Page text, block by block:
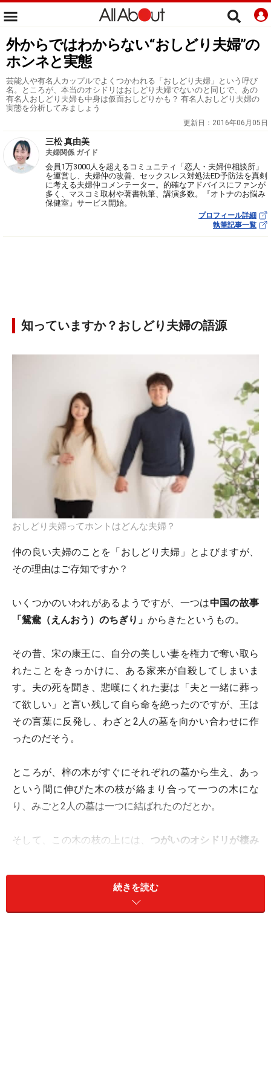
外からではわからない“おしどり夫婦”の
ホンネと実態
芸能人や有名人カップルでよくつかわれる「おしどり夫婦」という呼び
名。ところが、本当のオシドリはおしどり夫婦でないのと同じで、あの
有名人おしどり夫婦も中身は仮面おしどりかも？ 有名人おしどり夫婦の
実態を分析してみましょう
更新日： 2016年06月05日
三松 真由美
夫婦関係 ガイド
会員1万3000人を超えるコミュニティ「恋人・夫婦仲相談所」
を運営し、夫婦仲の改善、セックスレス対処法ED予防法を真剣
に考える夫婦仲コメンテーター。的確なアドバイスにファンが
多く、マスコミ取材や著書執筆、講演多数。『オトナのお悩み
保健室』サービス開始。
プロフィール詳細
執筆記事一覧
知っていますか？おしどり夫婦の語源
おしどり夫婦ってホントはどんな夫婦？
仲の良い夫婦のことを「おしどり夫婦」とよびますが、
その理由はご存知ですか？
いくつかのいわれがあるようですが、一つは中国の故事
「鴛鴦（えんおう）のちぎり」 からきたというもの。
その昔、宋の康王に、自分の美しい妻を権力で奪い取ら
れたことをきっかけに、ある家来が自殺してしまいま
す。夫の死を聞き、悲嘆にくれた妻は「夫と一緒に葬っ
て欲しい」と言い残して自ら命を絶ったのですが、王は
その言葉に反発し、わざと2人の墓を向かい合わせに作
ったのだそう。
ところが、梓の木がすぐにそれぞれの墓から生え、あっ
という間に伸びた木の枝が絡まり合って一つの木にな
り、みごと2人の墓は一つに結ばれたのだとか。
そして、この木の枝の上には、 つがいのオシドリが棲み
んで仲の良い夫婦のことを「オシドリ夫婦」というよう
続きを読む